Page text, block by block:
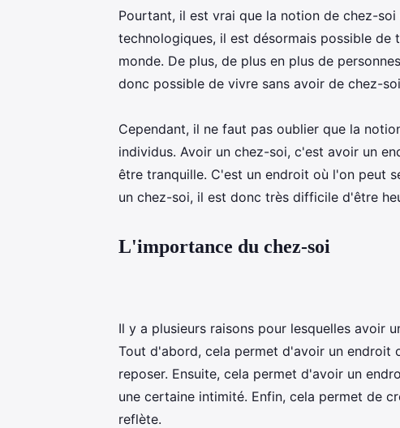
Pourtant, il est vrai que la notion de chez-
technologiques, il est désormais possible
monde. De plus, de plus en plus de
donc possible de vivre sans avoir de chez-
Cependant, il ne faut pas oublier que la
individus. Avoir un chez-soi, c'est avoir un
être tranquille. C'est un endroit où l'on peut
un chez-soi, il est donc très difficile d'être
L'importance du chez-soi
Il y a plusieurs raisons pour lesquelles avoir
Tout d'abord, cela permet d'avoir un endroit
reposer. Ensuite, cela permet d'avoir un
une certaine intimité. Enfin, cela permet de
reflète.